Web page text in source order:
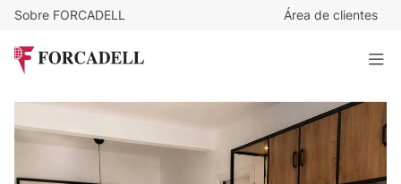
Sobre FORCADELL Área de clientes
174.900
Totalmente exterior